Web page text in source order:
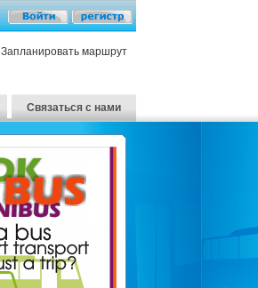
Запланировать маршрут
Связаться с нами